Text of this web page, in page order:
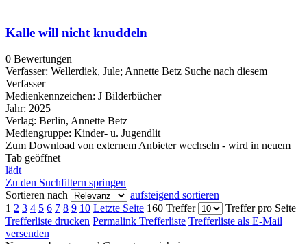
Kalle will nicht knuddeln
0 Bewertungen
Verfasser: Wellerdiek, Jule;Annette Betz Suche nach diesem
Verfasser
Medienkennzeichen: J Bilderbücher
Jahr: 2025
Verlag: Berlin, Annette Betz
Mediengruppe: Kinder- u. Jugendlit
Zum Download von externem Anbieter wechseln - wird in neuem
Tab geöffnet
lädt
Zu den Suchfiltern springen
Sortieren nach
aufsteigend sortieren
1 2 3 4 5 6 7 8 9 10 Letzte Seite 160 Treffer
Treffer pro Seite
Trefferliste drucken Permalink Trefferliste Trefferliste als E-Mail
versenden